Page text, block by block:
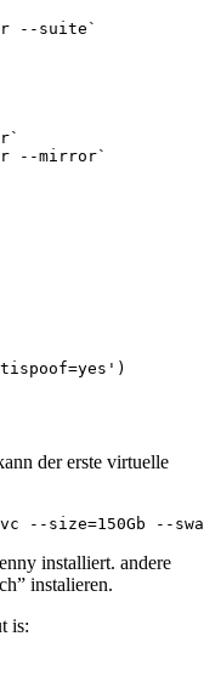
--suite`
--mirror`
der erste virtuelle
installiert. andere
instalieren.
is: